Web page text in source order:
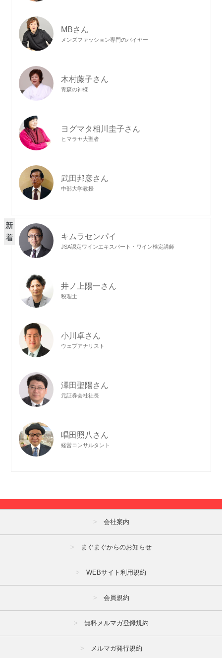
MBさん
メンズファッション専門のバイヤー
木村藤子さん
青森の神様
ヨグマタ相川圭子さん
ヒマラヤ大聖者
武田邦彦さん
中部大学教授
新
着
キムラセンパイ
JSA認定ワインエキスパート・ワイン検定講師
井ノ上陽一さん
税理士
小川卓さん
ウェブアナリスト
澤田聖陽さん
元証券会社社長
唱田照八さん
経営コンサルタント
会社案内
まぐまぐからのお知らせ
WEBサイト利用規約
会員規約
無料メルマガ登録規約
メルマガ発行規約